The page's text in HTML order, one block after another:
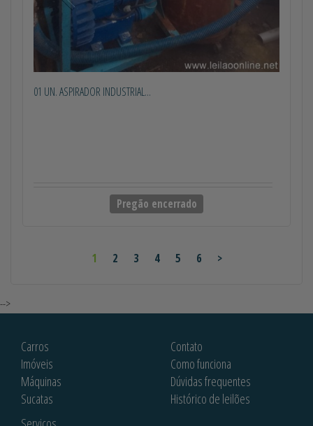
01 UN. ASPIRADOR INDUSTRIAL...
Pregão encerrado
1 2 3 4 5 6 >
-->
Carros
Imóveis
Máquinas
Sucatas
Contato
Como funciona
Dúvidas frequentes
Histórico de leilões